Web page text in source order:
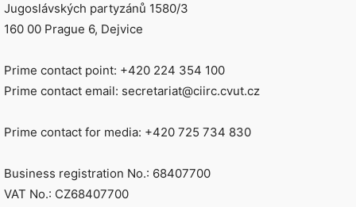
Jugoslávských partyzánů 1580/3
160 00 Prague 6, Dejvice
Prime contact point: +420 224 354 100
Prime contact email: secretariat@ciirc.cvut.cz
Prime contact for media: +420 725 734 830
Business registration No.: 68407700
VAT No.: CZ68407700